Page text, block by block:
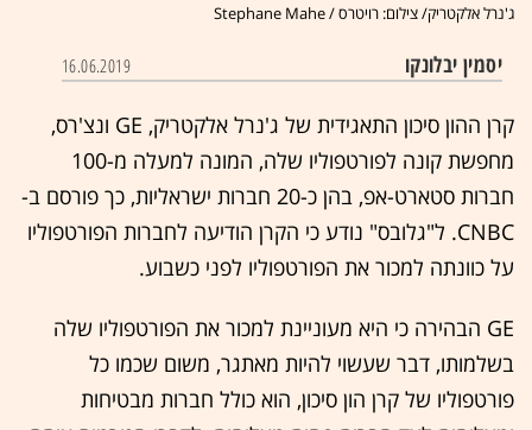
ג'נרל אלקטריק/ צילום: רויטרס / Stephane Mahe
יסמין יבלונקו 16.06.2019
קרן ההון סיכון התאגידית של ג'נרל אלקטריק, GE ונצ'רס,
מחפשת קונה לפורטפוליו שלה, המונה למעלה מ-100
חברות סטארט-אפ, בהן כ-20 חברות ישראליות, כך פורסם ב-
CNBC. ל"גלובס" נודע כי הקרן הודיעה לחברות הפורטפוליו
על כוונתה למכור את הפורטפוליו לפני כשבוע.
GE הבהירה כי היא מעוניינת למכור את הפורטפוליו שלה
בשלמותו, דבר שעשוי להיות מאתגר, משום שכמו כל
פורטפוליו של קרן הון סיכון, הוא כולל חברות מבטיחות